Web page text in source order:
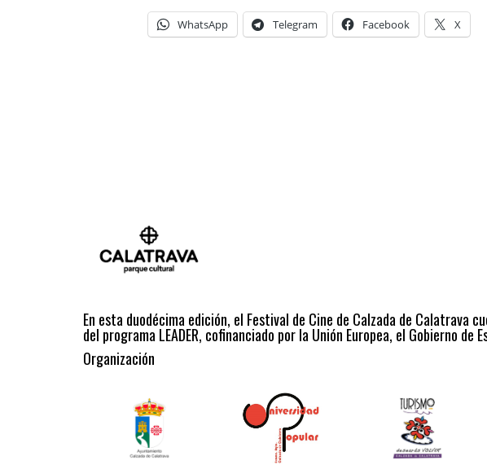
WhatsApp Telegram Facebook X
En esta duodécima edición, el Festival de Cine de Calzada de Calatrava
del programa LEADER, cofinanciado por la Unión Europea, el Gobierno de
Organización